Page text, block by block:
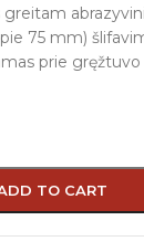
75 mm)
prie
TO CART